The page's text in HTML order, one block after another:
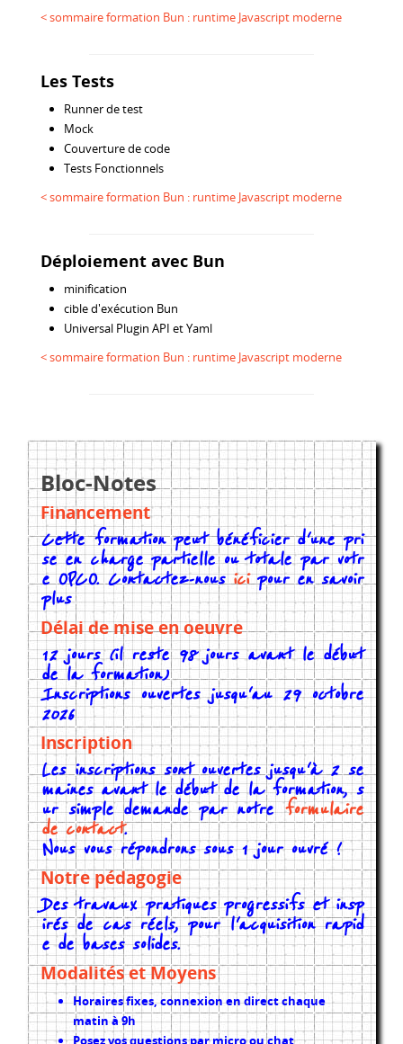
< sommaire formation Bun : runtime Javascript moderne
Les Tests
Runner de test
Mock
Couverture de code
Tests Fonctionnels
< sommaire formation Bun : runtime Javascript moderne
Déploiement avec Bun
minification
cible d'exécution Bun
Universal Plugin API et Yaml
< sommaire formation Bun : runtime Javascript moderne
Bloc-Notes
Financement
Cette formation peut bénéficier d'une pri
se en charge partielle ou totale par votr
e OPCO. Contactez-nousicipour en savoir
plus
Délai de mise en oeuvre
12 jours (il reste 98 jours avant le début
de la formation)
Inscriptions ouvertes jusqu'au 29 octobre
2026
Inscription
Les inscriptions sont ouvertes jusqu'à 2 se
maines avant le début de la formation, s
ur simple demande par notreformulaire
de contact.
Nous vous répondrons sous 1 jour ouvré !
Notre pédagogie
Des travaux pratiques progressifs et insp
irés de cas réels, pour l'acquisition rapid
e de bases solides.
Modalités et Moyens
Horaires fixes, connexion en direct chaque
matin à 9h
Posez vos questions par micro ou chat,